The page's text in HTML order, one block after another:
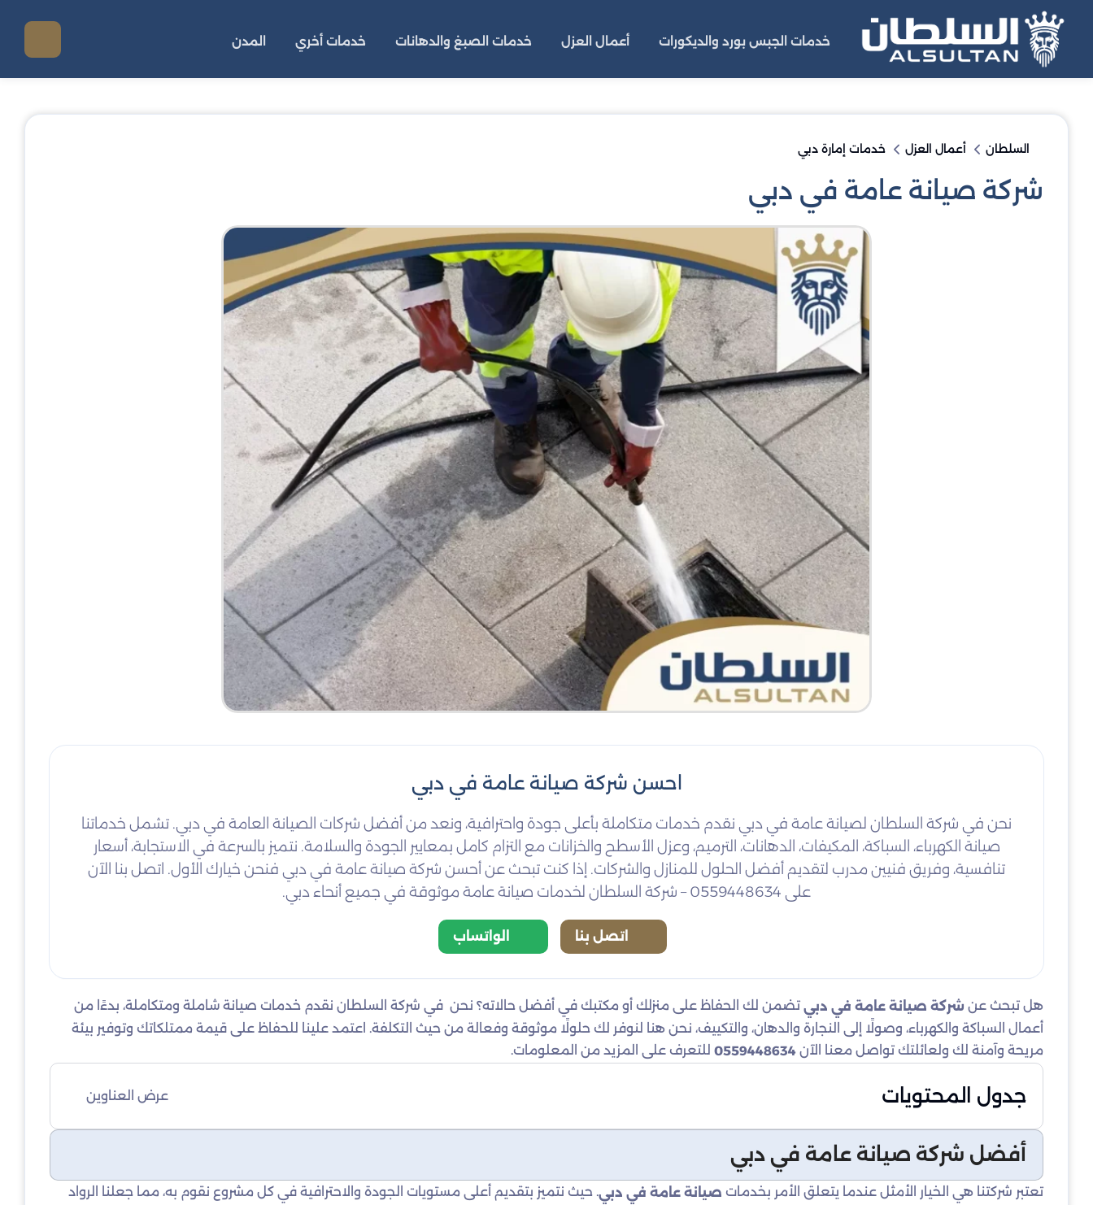
خدمات الجبس بورد والديكورات أعمال العزل خدمات الصبغ والدهانات خدمات أخري المدن
السلطان أعمال العزل خدمات إمارة دبي
شركة صيانة عامة في دبي
احسن شركة صيانة عامة في دبي
نحن في شركة السلطان لصيانة عامة في دبي نقدم خدمات متكاملة بأعلى جودة واحترافية، ونعد من أفضل شركات الصيانة العامة في دبي. تشمل خدماتنا
صيانة الكهرباء، السباكة، المكيفات، الدهانات، الترميم، وعزل الأسطح والخزانات مع التزام كامل بمعايير الجودة والسلامة. نتميز بالسرعة في الاستجابة، أسعار
تنافسية، وفريق فنيين مدرب لتقديم أفضل الحلول للمنازل والشركات. إذا كنت تبحث عن أحسن شركة صيانة عامة في دبي فنحن خيارك الأول. اتصل بنا الآن
على 0559448634 – شركة السلطان لخدمات صيانة عامة موثوقة في جميع أنحاء دبي.
اتصل بنا الواتساب
هل تبحث عن شركة صيانة عامة في دبي تضمن لك الحفاظ على منزلك أو مكتبك في أفضل حالاته؟ نحن في شركة السلطان نقدم خدمات صيانة شاملة ومتكاملة، بدءًا من
أعمال السباكة والكهرباء، وصولًا إلى النجارة والدهان، والتكييف، نحن هنا لنوفر لك حلولًا موثوقة وفعالة من حيث التكلفة. اعتمد علينا للحفاظ على قيمة ممتلكاتك وتوفير بيئة
مريحة وآمنة لك ولعائلتك تواصل معنا الآن 0559448634 للتعرف على المزيد من المعلومات.
جدول المحتويات عرض العناوين
أفضل شركة صيانة عامة في دبي
تعتبر شركتنا هي الخيار الأمثل عندما يتعلق الأمر بخدمات صيانة عامة في دبي. حيث نتميز بتقديم أعلى مستويات الجودة والاحترافية في كل مشروع نقوم به، مما جعلنا الرواد